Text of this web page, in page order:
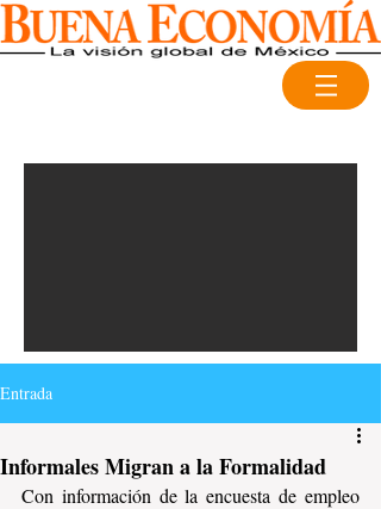
Entrada
Informales Migran a la Formalidad
Con información de la encuesta de empleo